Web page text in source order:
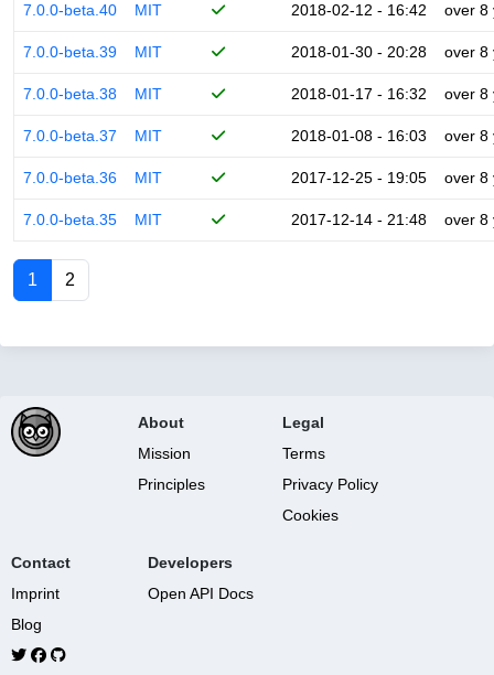
7.0.0-beta.40 MIT 2018-02-12 - 16:42 over 8
7.0.0-beta.39 MIT 2018-01-30 - 20:28 over 8
7.0.0-beta.38 MIT 2018-01-17 - 16:32 over 8
7.0.0-beta.37 MIT 2018-01-08 - 16:03 over 8
7.0.0-beta.36 MIT 2017-12-25 - 19:05 over 8
7.0.0-beta.35 MIT 2017-12-14 - 21:48 over 8
1 2
About
Mission
Principles
Legal
Terms
Privacy Policy
Cookies
Contact
Imprint
Blog
Developers
Open API Docs